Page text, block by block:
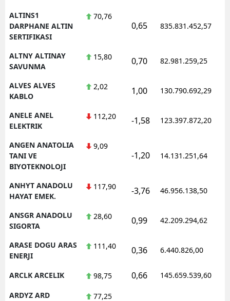
Bartın
Yalova
Osmaniye
ALTINS1
DARPHANE ALTIN
SERTIFIKASI
70,76
0,65 835.831.452,57
ALTNY ALTINAY
SAVUNMA
15,80 0,70 82.981.259,25
ALVES ALVES
KABLO
2,02 1,00 130.790.692,29
ANELE ANEL
ELEKTRIK
112,20 -1,58 123.397.872,20
ANGEN ANATOLIA
TANI VE
BIYOTEKNOLOJI
9,09
-1,20 14.131.251,64
ANHYT ANADOLU
HAYAT EMEK.
117,90 -3,76 46.956.138,50
ANSGR ANADOLU
SIGORTA
28,60 0,99 42.209.294,62
ARASE DOGU ARAS
ENERJI
111,40 0,36 6.440.826,00
ARCLK ARCELIK 98,75 0,66 145.659.539,60
ARDYZ ARD
77,25